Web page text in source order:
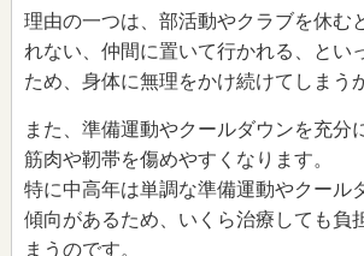
理由の一つは、部活動やクラブを休む
れない、仲間に置いて行かれる、とい
ため、身体に無理をかけ続けてしまう
また、準備運動やクールダウンを充分
筋肉や靭帯を傷めやすくなります。
特に中高年は単調な準備運動やクール
傾向があるため、いくら治療しても負
まうのです。